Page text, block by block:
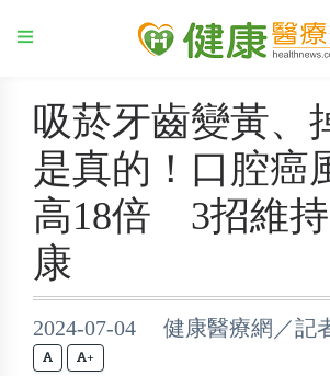
吸菸牙齒變黃、
是真的！口腔癌
高18倍 3招維
康
2024-07-04 健康醫療網／記
+